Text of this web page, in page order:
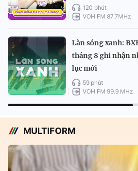
120 phút
VOH FM 87.7MHz
Làn sóng xanh:
tháng 8 ghi nhận
lục mới
59 phút
VOH FM 99.9 MHz
MULTIFORM